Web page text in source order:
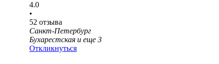
4.0
•
52 отзыва
Санкт-Петербург
Бухарестская и еще 3
Откликнуться